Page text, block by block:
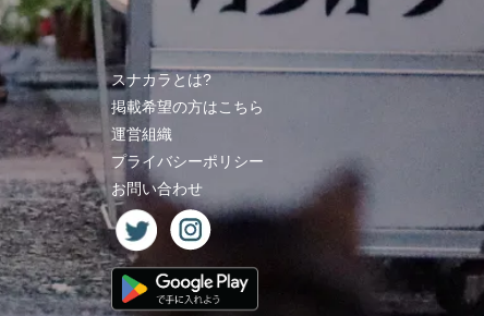
スナカラとは?
掲載希望の方はこちら
運営組織
プライバシーポリシー
お問い合わせ